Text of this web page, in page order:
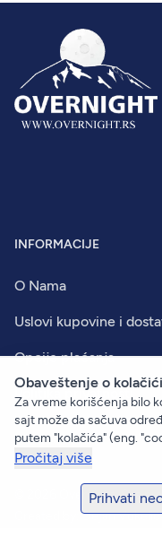
INFORMACIJE
O Nama
Uslovi kupovine i
Opcije plaćanja
Politika privatnosti
Overnight. Sva
Created by:Dejan Vukelić
Obaveštenje o
Za vreme korišćenja bilo
sajt može da sačuva
putem "kolačića" (eng.
Pročitaj više
Prihvati